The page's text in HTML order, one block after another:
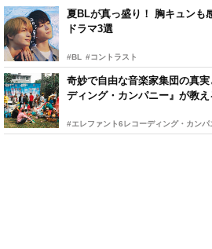
夏BLが真っ盛り！ 胸キュンも
ドラマ3選
#BL #コントラスト
奇妙で自由な音楽家集団の真
ディング・カンパニー』が教
#エレファント6レコーディング・カンパ